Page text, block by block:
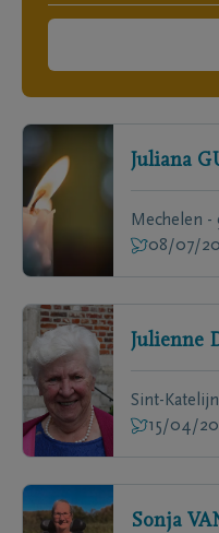
Juliana
Mechelen -
08/07/
Julienne
Sint-
15/04/
Sonja